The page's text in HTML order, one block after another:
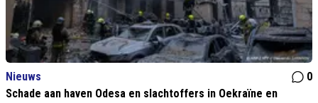
Nieuws
0
Schade aan haven Odesa en slachtoffers in Oekraïne en